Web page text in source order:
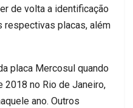
de volta a identificação
respectivas placas, além
placa Mercosul quando
no Rio de Janeiro,
ano. Outros